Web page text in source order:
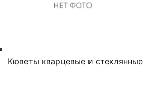
Кюветы кварцевые и стеклянные